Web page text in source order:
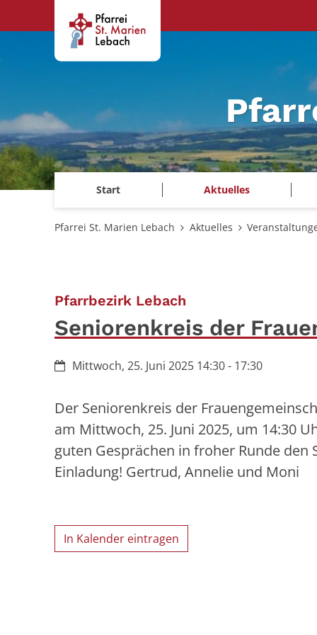
Start Aktuelles
Pfarrei St. Marien Lebach Aktuelles
Pfarrbezirk Lebach
Seniorenkreis der
Datum:Mittwoch, 25. Juni 2025 14:30 - 17:30
Der Seniorenkreis der
am Mittwoch, 25. Juni 2025, um 14:30
guten Gesprächen in froher Runde den
Einladung! Gertrud, Annelie und Moni
In Kalender eintragen